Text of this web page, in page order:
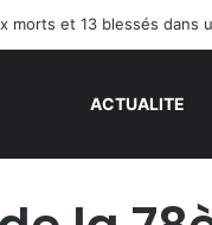
morts et 13 blessés dans
ACTUALITE